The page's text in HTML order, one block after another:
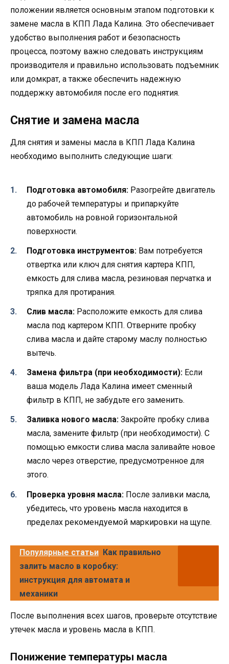
положении является основным этапом подготовки к
замене масла в КПП Лада Калина. Это обеспечивает
удобство выполнения работ и безопасность
процесса, поэтому важно следовать инструкциям
производителя и правильно использовать подъемник
или домкрат, а также обеспечить надежную
поддержку автомобиля после его поднятия.
Снятие и замена масла
Для снятия и замены масла в КПП Лада Калина
необходимо выполнить следующие шаги:
Подготовка автомобиля: Разогрейте двигатель
до рабочей температуры и припаркуйте
автомобиль на ровной горизонтальной
поверхности.
Подготовка инструментов: Вам потребуется
отвертка или ключ для снятия картера КПП,
емкость для слива масла, резиновая перчатка и
тряпка для протирания.
Слив масла: Расположите емкость для слива
масла под картером КПП. Отверните пробку
слива масла и дайте старому маслу полностью
вытечь.
Замена фильтра (при необходимости): Если
ваша модель Лада Калина имеет сменный
фильтр в КПП, не забудьте его заменить.
Заливка нового масла: Закройте пробку слива
масла, замените фильтр (при необходимости). С
помощью емкости слива масла заливайте новое
масло через отверстие, предусмотренное для
этого.
Проверка уровня масла: После заливки масла,
убедитесь, что уровень масла находится в
пределах рекомендуемой маркировки на щупе.
Популярные статьи Как правильно
залить масло в коробку:
инструкция для автомата и
механики
После выполнения всех шагов, проверьте отсутствие
утечек масла и уровень масла в КПП.
Понижение температуры масла